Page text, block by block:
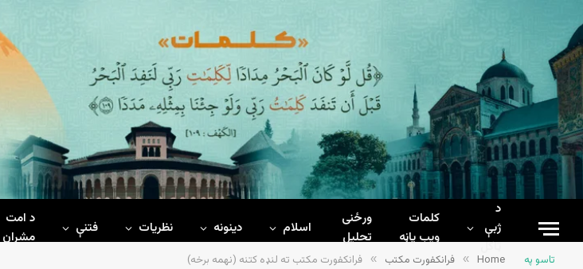
د
ژبې
ټاکل
کلمات
ويب پاڼه
ورځنی
تحلیل
اسلام دینونه نظریات فتنې
د امت
مشران
تاسو په Home
» فرانکفورت مکتب » فرانکفورت مکتب ته لنډه کتنه (نهمه برخه)